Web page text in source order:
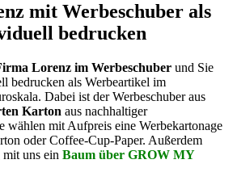
mit Werbeschuber als
bedrucken
Lorenz im Werbeschuber und Sie
bedrucken als Werbeartikel im
Dabei ist der Werbeschuber aus
Karton aus nachhaltiger
wählen mit Aufpreis eine Werbekartonage
oder Coffee-Cup-Paper. Außerdem
uns ein Baum über GROW MY